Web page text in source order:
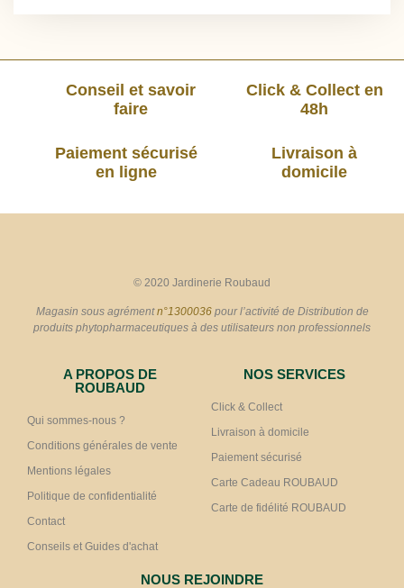
Conseil et savoir
faire
Click & Collect en
48h
Paiement sécurisé
en ligne
Livraison à
domicile
© 2020 Jardinerie Roubaud
Magasin sous agrémentn°1300036pour l’activité de Distribution de
produits phytopharmaceutiques à des utilisateurs non professionnels
A PROPOS DE
ROUBAUD
Qui sommes-nous ?
Conditions générales de vente
Mentions légales
Politique de confidentialité
Contact
Conseils et Guides d'achat
NOS SERVICES
Click & Collect
Livraison à domicile
Paiement sécurisé
Carte Cadeau ROUBAUD
Carte de fidélité ROUBAUD
NOUS REJOINDRE